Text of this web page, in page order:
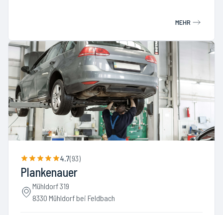
MEHR
4.7(93)
Plankenauer
Mühldorf 319
8330 Mühldorf bei Feldbach